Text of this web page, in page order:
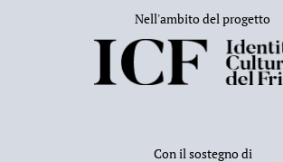
Nell'ambito del progetto
Con il sostegno di